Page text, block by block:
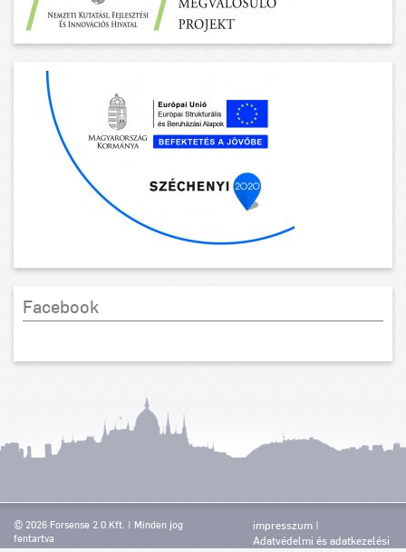
Facebook
© 2026 Forsense 2.0 Kft. | Minden jog
fentartva
impresszum
Adatvédelmi és adatkezelési